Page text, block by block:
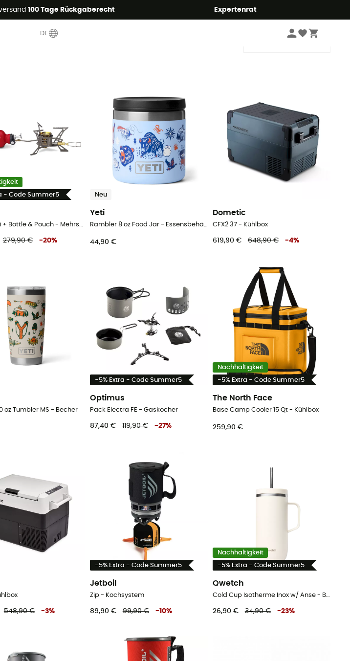
100 Tage Rückgaberecht Expertenrat
DE
ab 2 Produkten* Code Summer5
- Code Summer5
OmniLite Ti + Bottle & Pouch - Mehrstoffkocher
279,90 € -20%
Neu
Yeti
Rambler 8 oz Food Jar - Essensbehälter
44,90 €
Dometic
CFX2 37 - Kühlbox
619,90 € 648,90 € -4%
oz Tumbler MS - Becher
-5% Extra - Code Summer5
Optimus
Pack Electra FE - Gaskocher
87,40 € 119,90 € -27%
Nachhaltigkeit
-5% Extra - Code Summer5
The North Face
Base Camp Cooler 15 Qt - Kühlbox
259,90 €
548,90 € -3%
-5% Extra - Code Summer5
Jetboil
Zip - Kochsystem
89,90 € 99,90 € -10%
Nachhaltigkeit
-5% Extra - Code Summer5
Qwetch
Cold Cup Isotherme Inox w/ Anse - Becher
26,90 € 34,90 € -23%